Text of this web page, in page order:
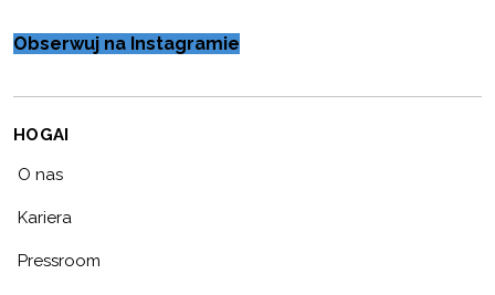
Obserwuj na Instagramie
HOGAI
O nas
Kariera
Pressroom